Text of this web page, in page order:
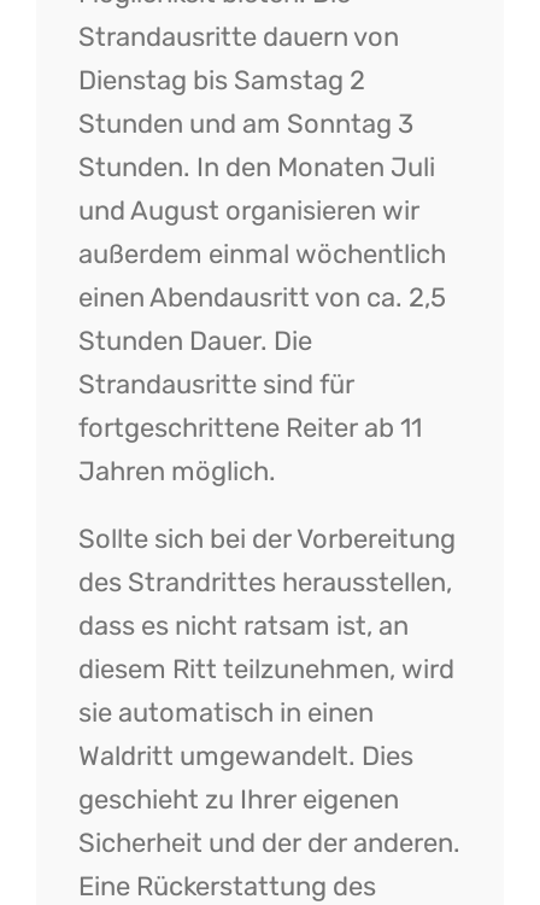
Strandausritte dauern von
Dienstag bis Samstag 2
Stunden und am Sonntag 3
Stunden. In den Monaten Juli
und August organisieren wir
außerdem einmal wöchentlich
einen Abendausritt von ca. 2,5
Stunden Dauer. Die
Strandausritte sind für
fortgeschrittene Reiter ab 11
Jahren möglich.
Sollte sich bei der Vorbereitung
des Strandrittes herausstellen,
dass es nicht ratsam ist, an
diesem Ritt teilzunehmen, wird
sie automatisch in einen
Waldritt umgewandelt. Dies
geschieht zu Ihrer eigenen
Sicherheit und der der anderen.
Eine Rückerstattung des